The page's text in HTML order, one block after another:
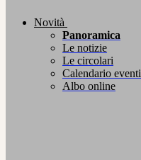
Novità
Panoramica
Le notizie
Le circolari
Calendario eventi
Albo online